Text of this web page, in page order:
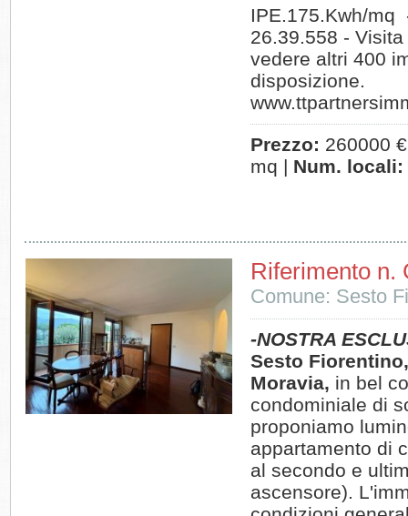
IPE.175.Kwh/mq
26.39.558 -
vedere altri 400
disposizione.
Prezzo: 260000
mq | Num. locali:
Riferimento n.
Comune: Sesto
-NOSTRA
Sesto
Moravia, in bel
condominiale di
proponiamo
appartamento di
al secondo e
ascensore).